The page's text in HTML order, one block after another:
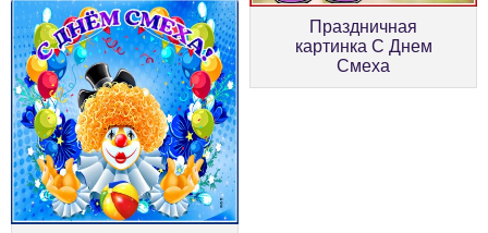
Праздничная
картинка С Днем
Смеха